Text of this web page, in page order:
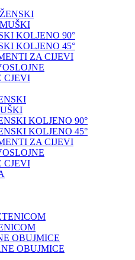
KOLJENO 90°
KOLJENO 45°
ZA CIJEVI
CJEVI
KOLJENO 90°
KOLJENO 45°
ZA CIJEVI
CJEVI
OBUJMICE
OBUJMICE